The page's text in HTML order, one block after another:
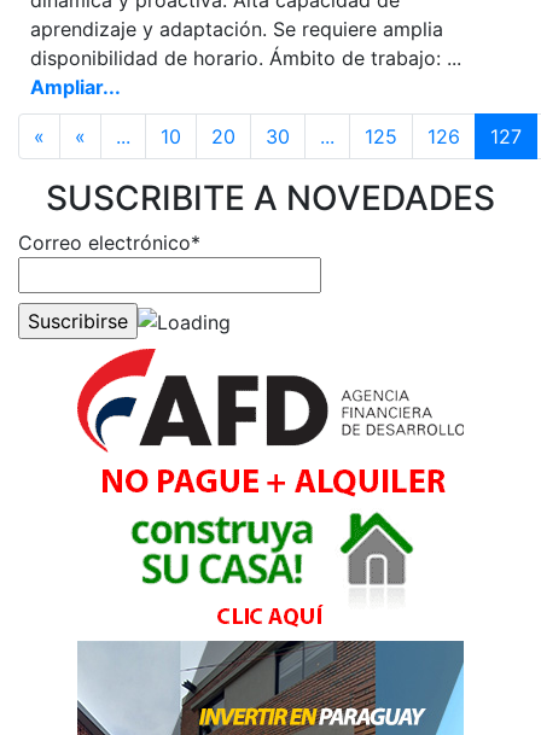
aprendizaje y adaptación. Se requiere amplia
disponibilidad de horario. Ámbito de trabajo: ...
Ampliar...
« « ... 10 20 30 ... 125 126 127
SUSCRIBITE A NOVEDADES
Correo electrónico*